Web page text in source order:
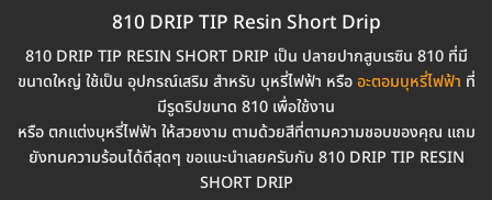
810 DRIP TIP Resin Short Drip
810 DRIP TIP RESIN SHORT DRIP เป็น ปลายปากสูบเรซิน 810 ที่มี
ขนาดใหญ่ ใช้เป็น อุปกรณ์เสริม สำหรับ บุหรี่ไฟฟ้า หรืออะตอมบุหรี่ไฟฟ้า ที่
มีรูดริปขนาด 810 เพื่อใช้งาน
หรือ ตกแต่งบุหรี่ไฟฟ้า ให้สวยงาม ตามด้วยสีที่ตามความชอบของคุณ แถม
ยังทนความร้อนได้ดีสุดๆ ขอแนะนำเลยครับกับ 810 DRIP TIP RESIN
SHORT DRIP